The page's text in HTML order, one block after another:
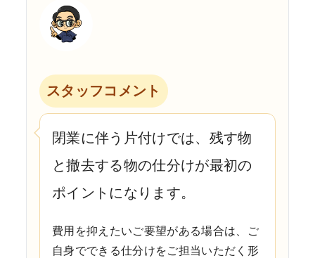
スタッフコメント
閉業に伴う片付けでは、残す物
と撤去する物の仕分けが最初の
ポイントになります。
費用を抑えたいご要望がある場合は、ご
自身でできる仕分けをご担当いただく形